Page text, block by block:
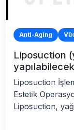
Anti-Aging
Liposuction
Liposuction
Estetik
Liposuction, yağ